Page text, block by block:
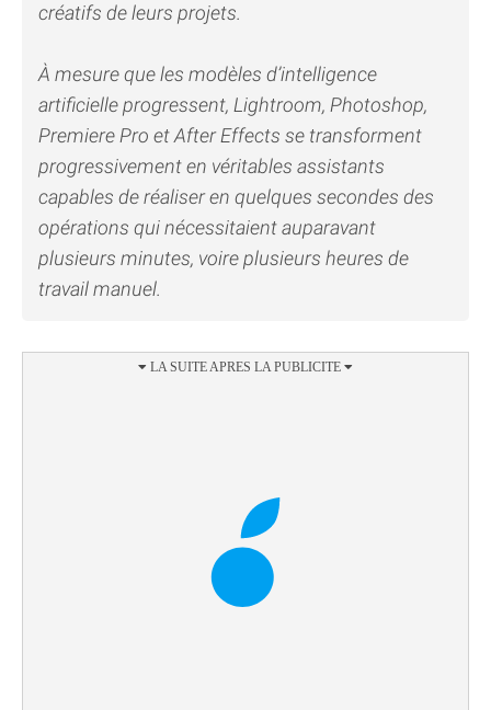
créatifs de leurs projets.
À mesure que les modèles d’intelligence
artificielle progressent, Lightroom, Photoshop,
Premiere Pro et After Effects se transforment
progressivement en véritables assistants
capables de réaliser en quelques secondes des
opérations qui nécessitaient auparavant
plusieurs minutes, voire plusieurs heures de
travail manuel.